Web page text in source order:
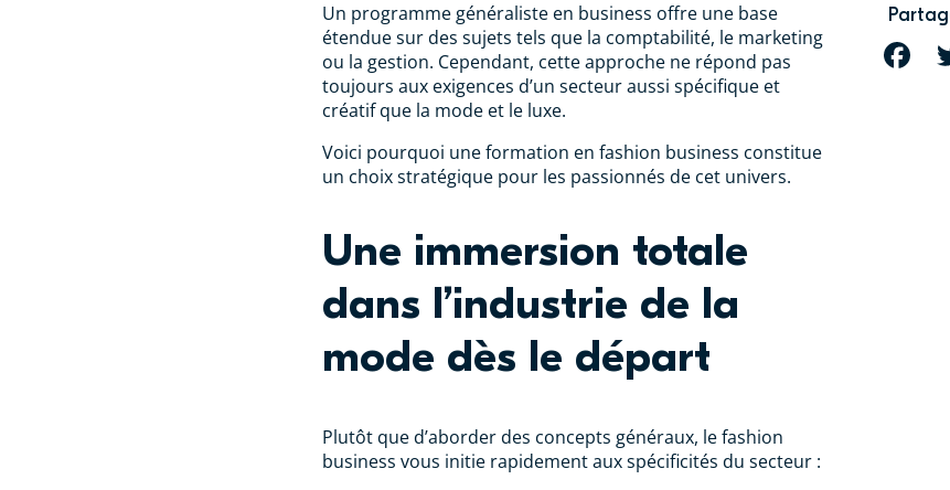
Un programme généraliste en business offre une base
étendue sur des sujets tels que la comptabilité, le marketing
ou la gestion. Cependant, cette approche ne répond pas
toujours aux exigences d’un secteur aussi spécifique et
créatif que la mode et le luxe.
Voici pourquoi une formation en fashion business constitue
un choix stratégique pour les passionnés de cet univers.
Une immersion totale
dans l’industrie de la
mode dès le départ
Plutôt que d’aborder des concepts généraux, le fashion
business vous initie rapidement aux spécificités du secteur :